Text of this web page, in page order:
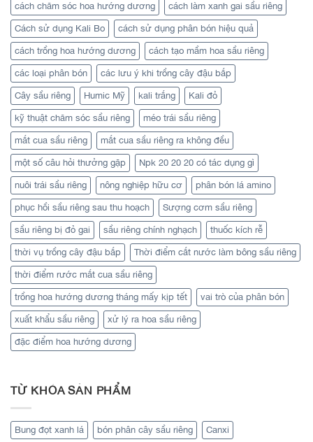
cách chăm sóc hoa hướng dương cách làm xanh gai sầu riêng
Cách sử dụng Kali Bo cách sử dụng phân bón hiệu quả
cách trồng hoa hướng dương cách tạo mầm hoa sầu riêng
các loại phân bón các lưu ý khi trồng cây đậu bắp
Cây sầu riêng Humic Mỹ kali trắng Kali đỏ
kỹ thuật chăm sóc sầu riêng méo trái sầu riêng
mắt cua sầu riêng mắt cua sầu riêng ra không đều
một số câu hỏi thưởng gặp Npk 20 20 20 có tác dụng gì
nuôi trái sầu riêng nông nghiệp hữu cơ phân bón lá amino
phục hồi sầu riêng sau thu hoạch Sượng cơm sầu riêng
sầu riêng bị đỏ gai sầu riêng chính nghạch thuốc kích rễ
thời vụ trồng cây đậu bắp Thời điểm cắt nước làm bông sầu riêng
thời điểm rước mắt cua sầu riêng
trồng hoa hướng dương tháng mấy kịp tết vai trò của phân bón
xuất khẩu sầu riêng xử lý ra hoa sầu riêng
đặc điểm hoa hướng dương
TỪ KHÓA SẢN PHẨM
Bung đọt xanh lá bón phân cây sầu riêng Canxi